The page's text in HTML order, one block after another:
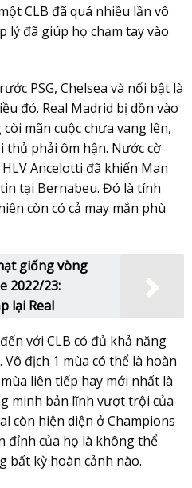
CLB đã quá nhiều lần vô
lý đã giúp họ chạm tay vào
PSG, Chelsea và nổi bật là
đó. Real Madrid bị dồn vào
mãn cuộc chưa vang lên,
thủ phải ôm hận. Nước cờ
Ancelotti đã khiến Man
tại Bernabeu. Đó là tính
còn có cả may mắn phù
giống vòng
2022/23:
lại Real
với CLB có đủ khả năng
địch 1 mùa có thể là hoàn
liên tiếp hay mới nhất là
minh bản lĩnh vượt trội của
còn hiện diện ở Champions
đỉnh của họ là không thể
bất kỳ hoàn cảnh nào.